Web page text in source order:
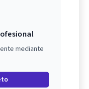
mediante